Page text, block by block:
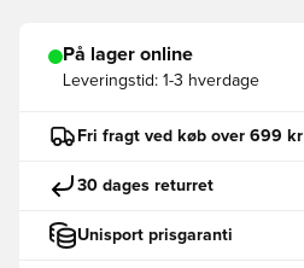
På lager online
Leveringstid: 1-3 hverdage
Fri fragt ved køb over 699 kr
30 dages returret
Unisport prisgaranti